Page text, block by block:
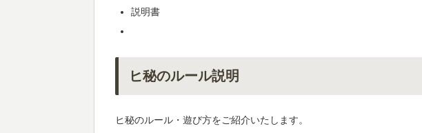
説明書
ヒ秘のルール説明
ヒ秘のルール・遊び方をご紹介いたします。